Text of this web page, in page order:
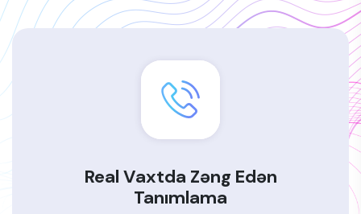
Real Vaxtda Zəng Edən
Tanımlama